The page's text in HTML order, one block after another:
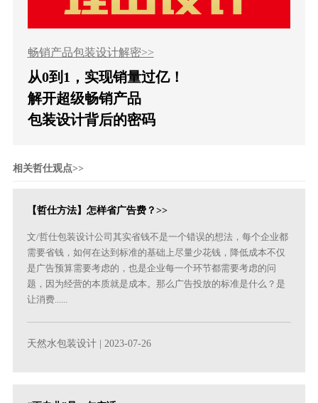
畅销产品包装设计解密>>
从0到1，实现销量过亿！
解开超级畅销产品
包装设计背后的密码
相关哲仕观点>>
【哲仕方法】怎样省广告费？>>
文/哲仕包装设计公司其实省钱不是一个错误的想法，每个企业都
需要省钱，如何在达到标准的基础上尽量少花钱，降低成本不仅
是广告预算需要考虑的，也是企业每一个环节都需要考虑的问
题，因为经营的本质就是成本。那么广告投放的标准是什么？是
让消费......
天然水包装设计 | 2023-07-26